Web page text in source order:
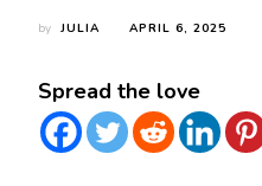
by JULIA APRIL 6, 2025
Spread the love